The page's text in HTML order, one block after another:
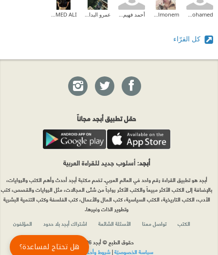
كل القرّاء
حمّل تطبيق أبجد مجاناً
أبجد: أسلوب جديد للقراءة العربية
أبجد هو تطبيق القراءة رقم واحد في العالم العربي. تضم مكتبة أبجد أحدث وأهم الكتب والروايات،
بالإضافة إلى الكتب الأكثر مبيعاً والكتب الأكثر رواجاً من شتّى المجالات، مثل الروايات والقصص، كتب
الأدب، الكتب التاريخية، الكتب السياسية، كتب المال والأعمال، كتب الفلسفة وكتب التنمية البشرية
وتطوير الذات وغيرها.
الكتب
تواصل معنا الأسئلة الشائعة اشتراك أبجد بلا حدود
المؤلفون
حقوق الطبع © أبجد 2026
سياسة الخصوصيّة|شروط وأحكام الاستخدامهل تحتاج لمساعدة؟